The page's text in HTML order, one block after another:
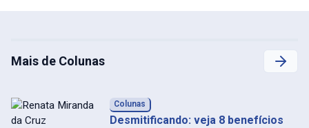
Mais de Colunas
Colunas
Desmitificando: veja 8 benefícios